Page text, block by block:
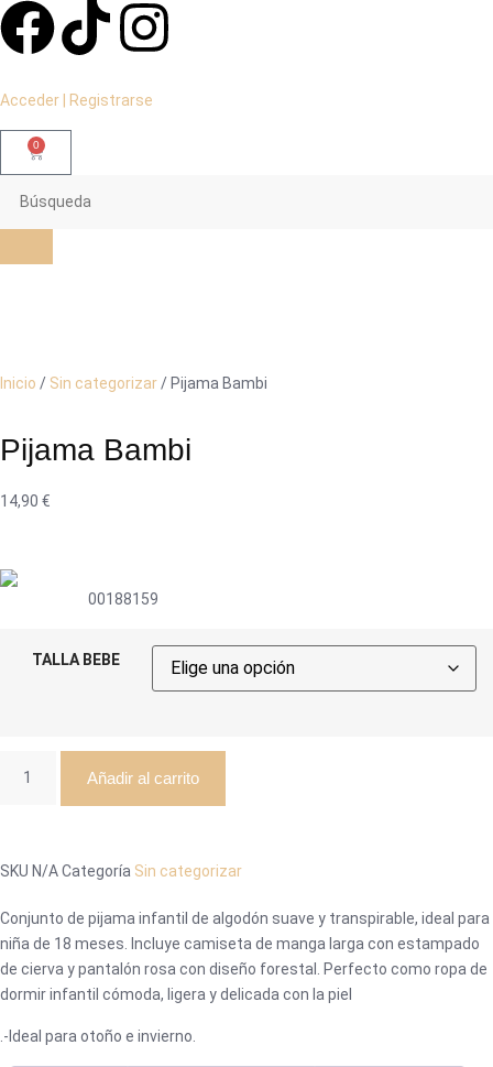
Acceder | Registrarse
0
Inicio / Sin categorizar/ Pijama Bambi
Pijama Bambi
14,90 €
00188159
TALLA BEBE
Añadir al carrito
SKU N/ACategoría Sin categorizar
Conjunto de pijama infantil de algodón suave y transpirable, ideal para
niña de 18 meses. Incluye camiseta de manga larga con estampado
de cierva y pantalón rosa con diseño forestal. Perfecto como ropa de
dormir infantil cómoda, ligera y delicada con la piel
.-Ideal para otoño e invierno.